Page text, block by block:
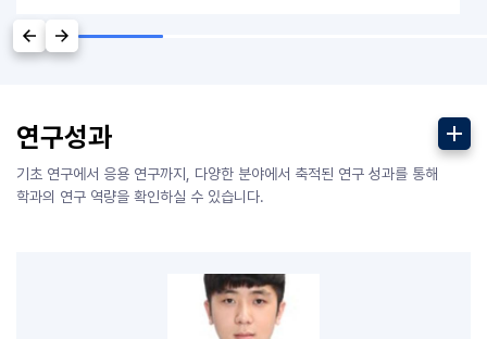
연구성과
기초 연구에서 응용 연구까지, 다양한 분야에서 축적된 연구 성과를 통해
학과의 연구 역량을 확인하실 수 있습니다.
더보기